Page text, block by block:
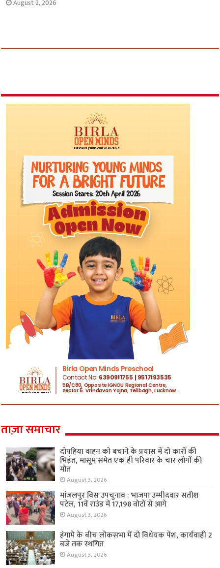
August 2, 2026
ताज़ा समाचार
दोपहिया वाहन को बचाने के प्रयास में दो कारों की
भिड़ंत, मासूम समेत एक ही परिवार के चार लोगों की
मौत
August 3, 2026
मांजलपुर विस उपचुनाव : भाजपा उम्मीदवार सतीश
पटेल, 11वें राउंड में 17,198 वोटों से आगे
August 3, 2026
हंगामे के बीच लोकसभा में दो विधेयक पेश, कार्यवाही 2
बजे तक स्थगित
August 3, 2026